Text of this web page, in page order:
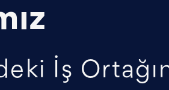
İş